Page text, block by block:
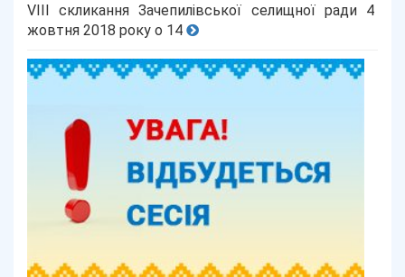
VIII скликання Зачепилівської селищної ради 4
жовтня 2018 року о 14